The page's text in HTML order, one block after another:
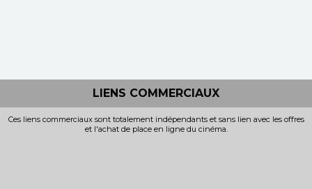
TOUT PUBLIC
VF
LIENS COMMERCIAUX
Ces liens commerciaux sont totalement indépendants et sans lien avec les offres
et l'achat de place en ligne du cinéma.